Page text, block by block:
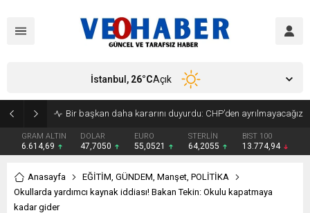
Bir başkan daha kararını duyurdu: CHP’den ayrılmayacağız
GRAM ALTIN
6.614,69
DOLAR
47,7050
EURO
55,0521
STERLİN
64,2055
BIST 100
13.774,94
İstanbul, 26°CAçık
Anasayfa EĞİTİM, GÜNDEM, Manşet, POLİTİKA
Okullarda yardımcı kaynak iddiası! Bakan Tekin: Okulu kapatmaya
kadar gider